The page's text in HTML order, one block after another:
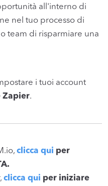
all'interno di
nel tuo processo di
team di risparmiare una
i tuoi account
Zapier.
clicca qui per
clicca qui per iniziare